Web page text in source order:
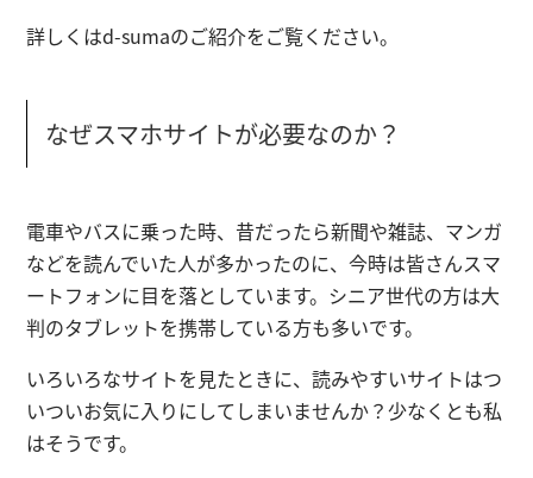
詳しくはd-sumaのご紹介をご覧ください。
なぜスマホサイトが必要なのか？
電車やバスに乗った時、昔だったら新聞や雑誌、マンガ
などを読んでいた人が多かったのに、今時は皆さんスマ
ートフォンに目を落としています。シニア世代の方は大
判のタブレットを携帯している方も多いです。
いろいろなサイトを見たときに、読みやすいサイトはつ
いついお気に入りにしてしまいませんか？少なくとも私
はそうです。